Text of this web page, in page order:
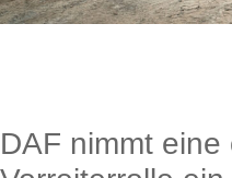
DAF nimmt